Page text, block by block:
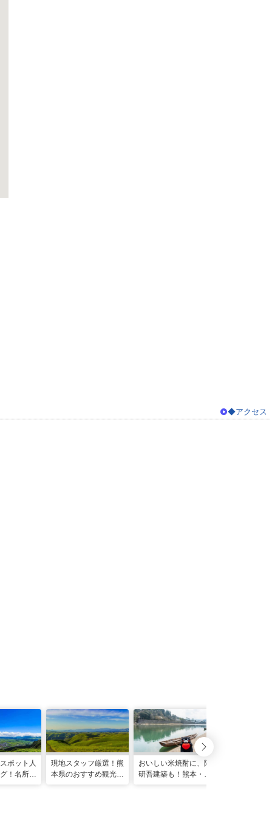
◆アクセス
ポット人
！名所も
現地スタッフ厳選！熊
本県のおすすめ観光ス
おいしい米焼酎に、隈
研吾建築も！熊本・人